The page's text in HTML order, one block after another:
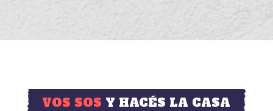
VOS SOS Y HACÉS LA CASA